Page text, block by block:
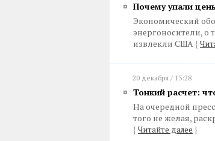
Почему упали
Экономический
энергоносители, о
извлекли США {
20 декабря / 13:28
Тонкий расчет:
На очередной
того не желая,
{ Читайте далее }